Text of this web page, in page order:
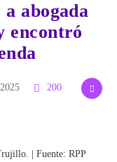
abogada
encontró
200
| Fuente: RPP